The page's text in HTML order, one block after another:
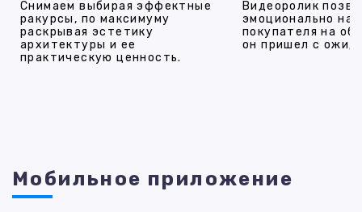
Снимаем выбирая эффектные
ракурсы, по максимуму
раскрывая эстетику
архитектуры и ее
практическую ценность.
Видеоролик
эмоционально
покупателя на
он пришел с
Мобильное приложение